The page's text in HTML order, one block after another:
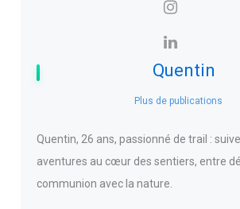
Quentin
Plus de publications
Quentin, 26 ans, passionné de trail :
aventures au cœur des sentiers, entre
communion avec la nature.